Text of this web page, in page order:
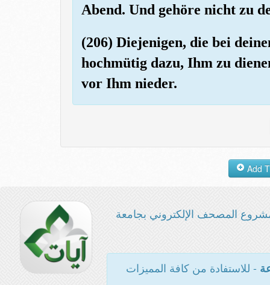
Abend. Und gehöre nicht zu
(206) Diejenigen, die bei
hochmütig dazu, Ihm zu
vor Ihm nieder.
المصحف الإلكتروني بجامعة
- للاستفادة من كافة المميزات